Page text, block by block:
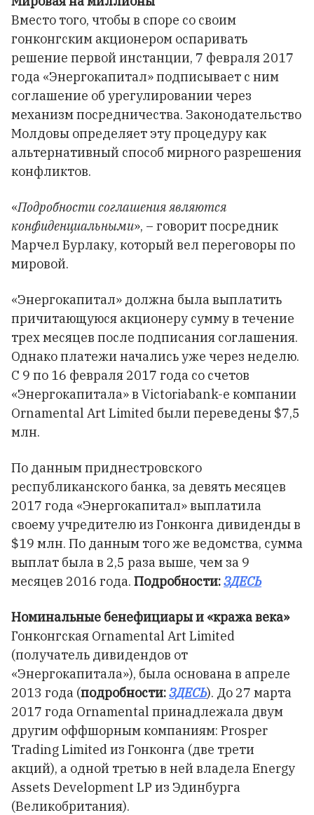
Вместо того, чтобы в споре со своим
гонконгским акционером оспаривать
решение первой инстанции, 7 февраля 2017
года «Энергокапитал» подписывает с ним
соглашение об урегулировании через
механизм посредничества. Законодательство
Молдовы определяет эту процедуру как
альтернативный способ мирного разрешения
конфликтов.
«Подробности соглашения являются
конфиденциальными», – говорит посредник
Марчел Бурлаку, который вел переговоры по
мировой.
«Энергокапитал» должна была выплатить
причитающуюся акционеру сумму в течение
трех месяцев после подписания соглашения.
Однако платежи начались уже через неделю.
С 9 по 16 февраля 2017 года со счетов
«Энергокапитала» в Victoriabank-е компании
Ornamental Art Limited были переведены $7,5
млн.
По данным приднестровского
республиканского банка, за девять месяцев
2017 года «Энергокапитал» выплатила
своему учредителю из Гонконга дивиденды в
$19 млн. По данным того же ведомства, сумма
выплат была в 2,5 раза выше, чем за 9
месяцев 2016 года. Подробности:ЗДЕСЬ
Номинальные бенефициары и «кража века»
Гонконгская Ornamental Art Limited
(получатель дивидендов от
«Энергокапитала»), была основана в апреле
2013 года (подробности:ЗДЕСЬ). До 27 марта
2017 года Ornamental принадлежала двум
другим оффшорным компаниям: Prosper
Trading Limited из Гонконга (две трети
акций), а одной третью в ней владела Energy
Assets Development LP из Эдинбурга
(Великобритания).